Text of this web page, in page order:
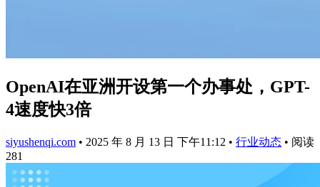
OpenAI在亚洲开设第一个办事处，GPT-
4速度快3倍
siyushenqi.com • 2025 年 8 月 13 日 下午11:12 • 行业动态 • 阅读
281